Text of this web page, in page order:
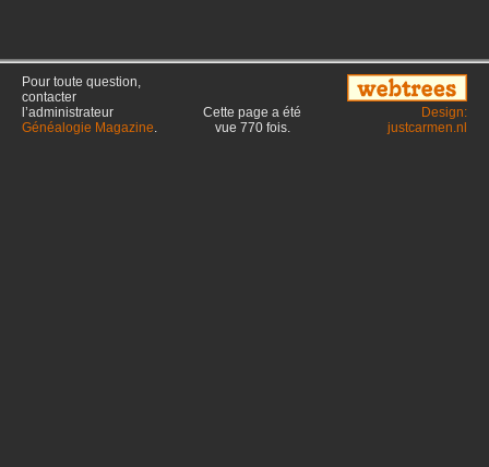
Pour toute question,
contacter
l’administrateur
Généalogie Magazine.
Cette page a été
vue 770fois.
Design:
justcarmen.nl